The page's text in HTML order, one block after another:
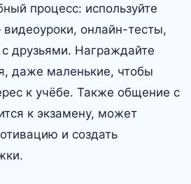
процесс: используйте
онлайн-тесты,
друзьями. Награждайте
даже маленькие, чтобы
к учёбе. Также общение с
к экзамену, может
и создать